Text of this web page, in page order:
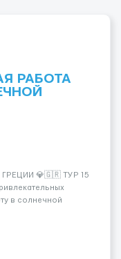
РАБОТА
💎🇬🇷 ТУР 15
в солнечной
тебя! 🔹